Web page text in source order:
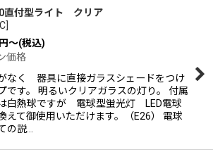
直付型ライト クリア
円～(税込)
価格
なく 器具に直接ガラスシェードをつけ
です。 明るいクリアガラスの灯り。 付属
白熱球ですが 電球型蛍光灯 LED電球
えて御使用いただけます。（E26） 電球
の説…